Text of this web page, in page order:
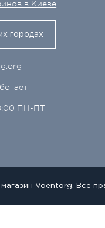
в Киеве
городах
ПН-ПТ
Voentorg. Все